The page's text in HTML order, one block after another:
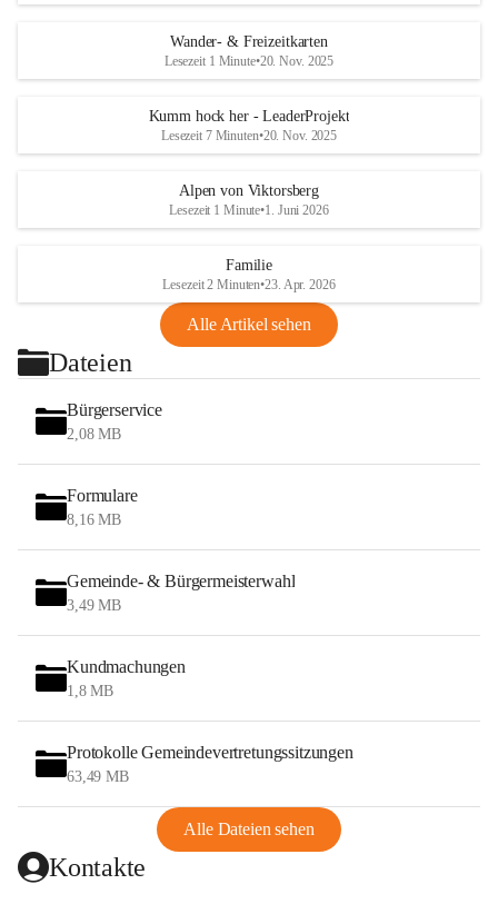
Wander- & Freizeitkarten
Lesezeit 1 Minute•20. Nov. 2025
Kumm hock her - LeaderProjekt
Lesezeit 7 Minuten•20. Nov. 2025
Alpen von Viktorsberg
Lesezeit 1 Minute•1. Juni 2026
Familie
Lesezeit 2 Minuten•23. Apr. 2026
Alle Artikel sehen
Dateien
Bürgerservice
2,08 MB
Formulare
8,16 MB
Gemeinde- & Bürgermeisterwahl
3,49 MB
Kundmachungen
1,8 MB
Protokolle Gemeindevertretungssitzungen
63,49 MB
Alle Dateien sehen
Kontakte